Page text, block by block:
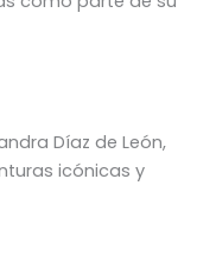
Díaz de León,
icónicas y